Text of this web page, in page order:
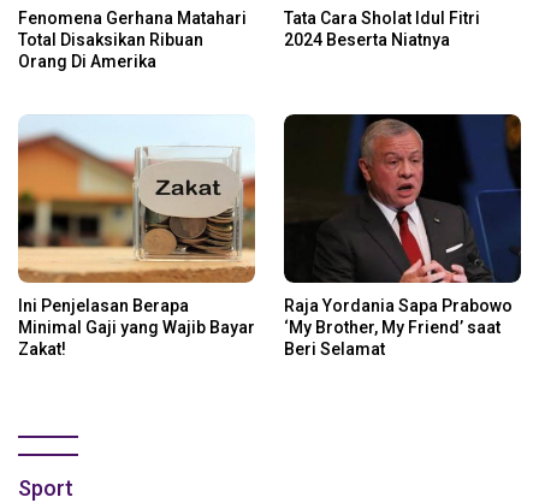
Fenomena Gerhana Matahari
Total Disaksikan Ribuan
Orang Di Amerika
Tata Cara Sholat Idul Fitri
2024 Beserta Niatnya
Ini Penjelasan Berapa
Minimal Gaji yang Wajib Bayar
Zakat!
Raja Yordania Sapa Prabowo
‘My Brother, My Friend’ saat
Beri Selamat
Sport